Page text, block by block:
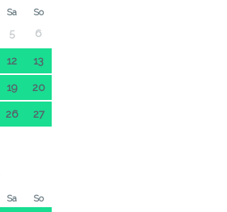
Sa So
5 6
12 13
19 20
26 27
Sa So